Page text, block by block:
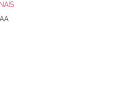
pois os produtos vieram muito
plenamente satisfeita com os
à bolsa, tem um tecido
bonitas e a execução está
voltar a comprar na vossa
a um preço muito justo. A